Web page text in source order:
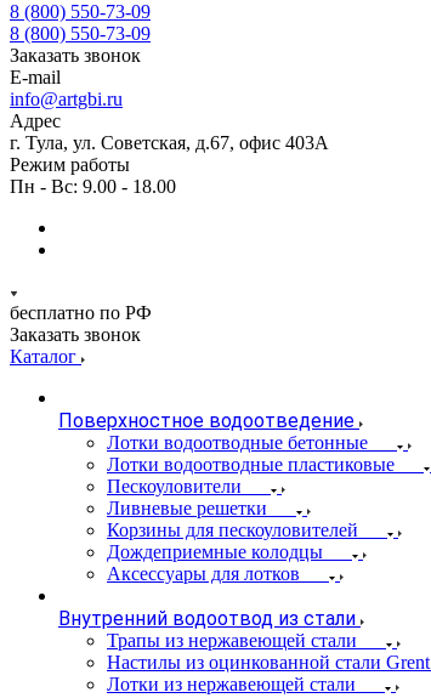
8 (800) 550-73-09
8 (800) 550-73-09
Заказать звонок
E-mail
info@artgbi.ru
Адрес
г. Тула, ул. Советская, д.67, офис 403А
Режим работы
Пн - Вс: 9.00 - 18.00
бесплатно по РФ
Заказать звонок
Каталог
Поверхностное водоотведение
Лотки водоотводные бетонные
Лотки водоотводные пластиковые
Пескоуловители
Ливневые решетки
Корзины для пескоуловителей
Дождеприемные колодцы
Аксессуары для лотков
Внутренний водоотвод из стали
Трапы из нержавеющей стали
Настилы из оцинкованной стали Grent
Лотки из нержавеющей стали